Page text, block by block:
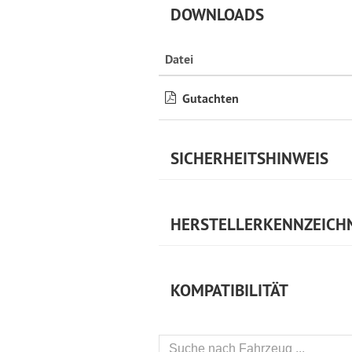
DOWNLOADS
Datei
Gutachten
SICHERHEITSHINWEIS
KOMPATIBILITÄT